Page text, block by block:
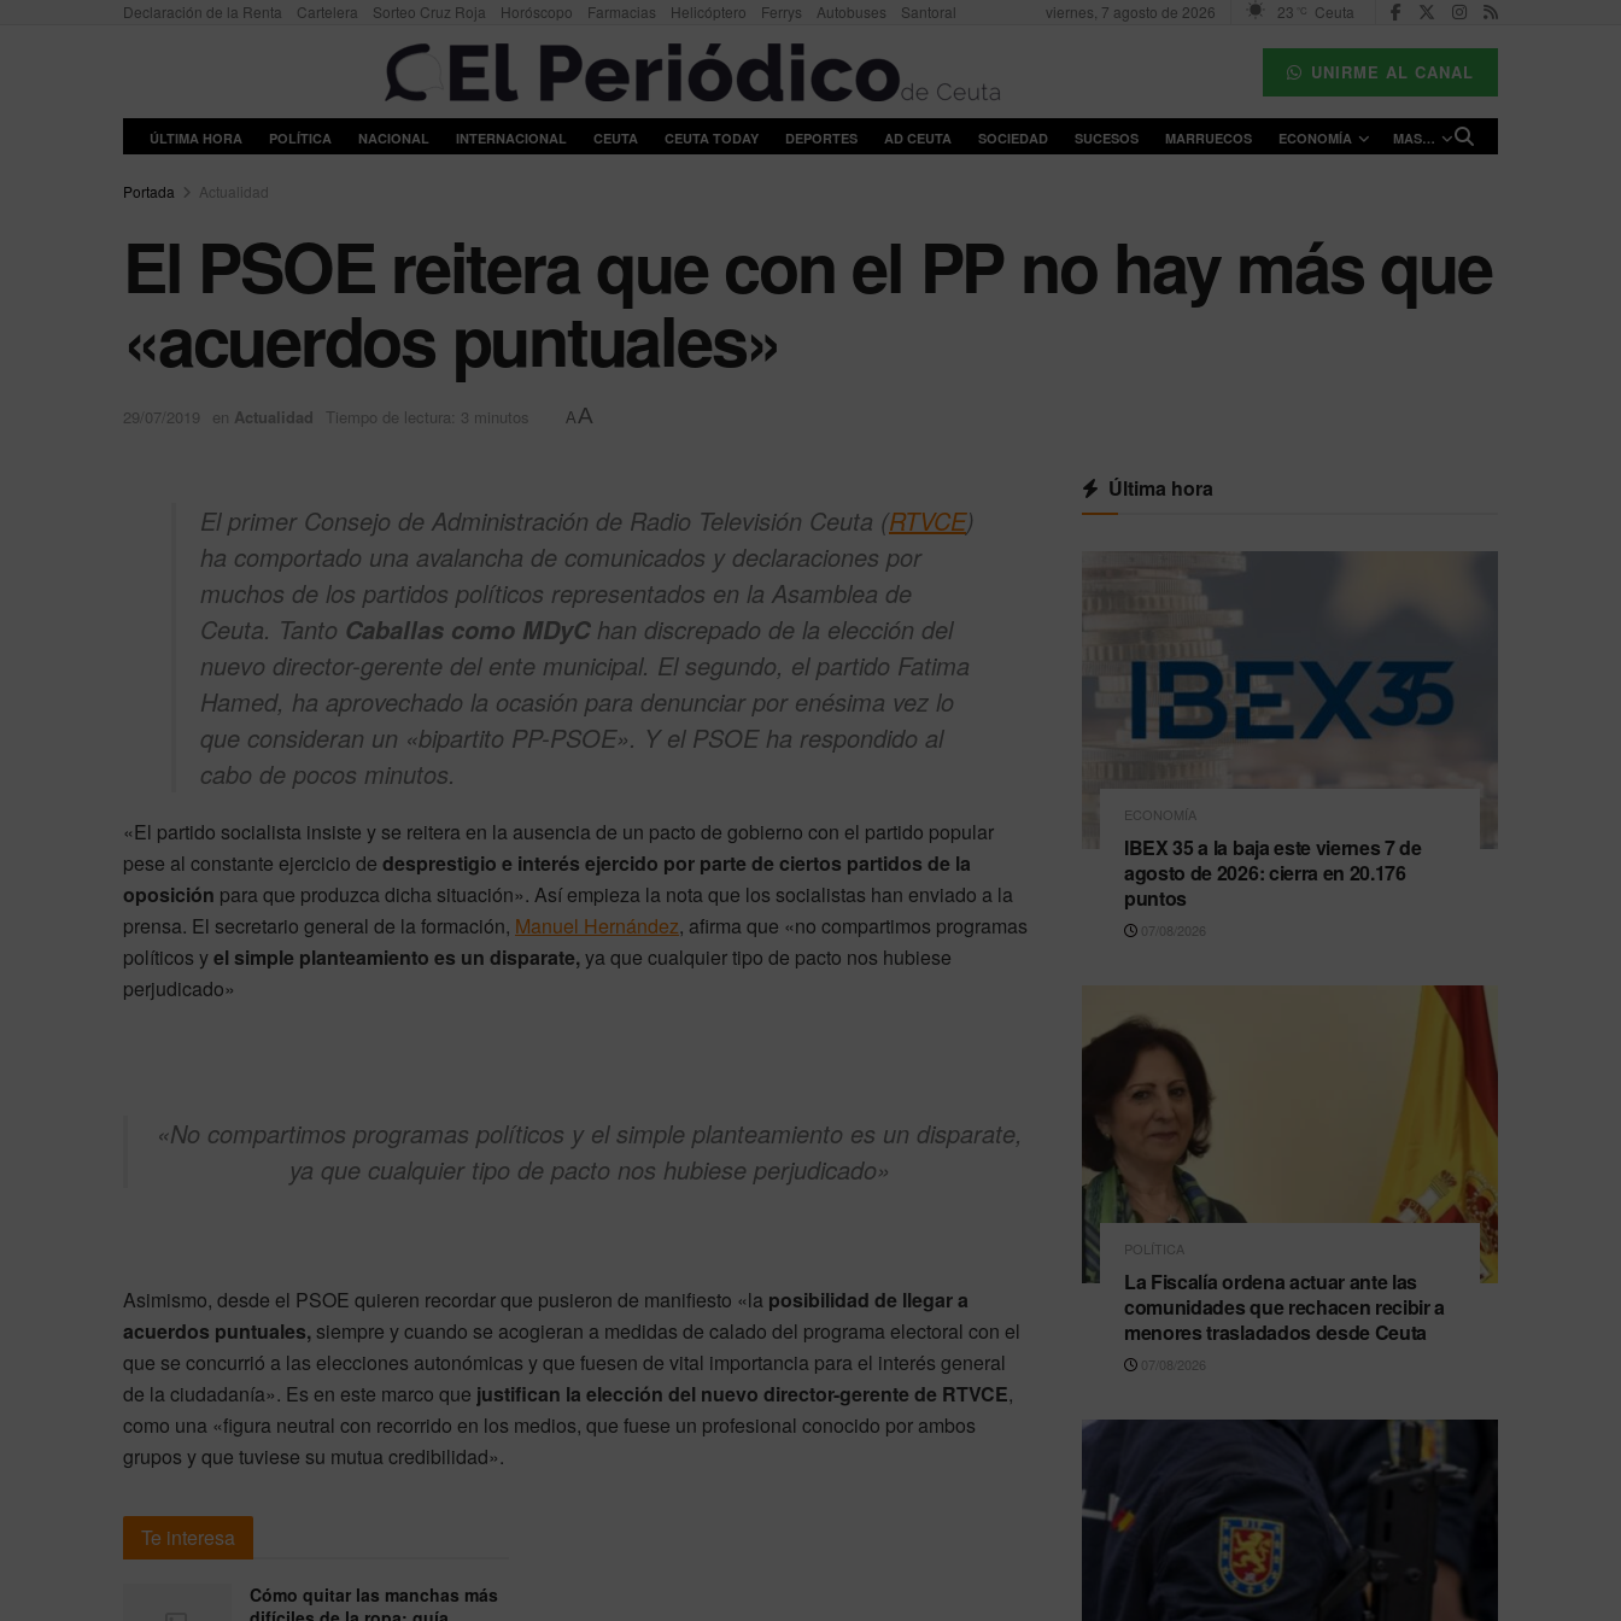
Declaración de la Renta Cartelera Sorteo Cruz Roja Horóscopo Farmacias Helicóptero Ferrys Autobuses Santoral viernes, 7 agosto de 2026 23 °C Ceuta
UNIRME AL CANAL
ÚLTIMA HORA POLÍTICA NACIONAL INTERNACIONAL CEUTA CEUTA TODAY DEPORTES AD CEUTA SOCIEDAD SUCESOS MARRUECOS ECONOMÍA MAS…
Portada Actualidad
El PSOE reitera que con el PP no hay más que
«acuerdos puntuales»
29/07/2019 en Actualidad Tiempo de lectura: 3 minutos AA
El primer Consejo de Administración de Radio Televisión Ceuta (RTVCE)
ha comportado una avalancha de comunicados y declaraciones por
muchos de los partidos políticos representados en la Asamblea de
Ceuta. Tanto Caballas como MDyChan discrepado de la elección del
nuevo director-gerente del ente municipal. El segundo, el partido Fatima
Hamed, ha aprovechado la ocasión para denunciar por enésima vez lo
que consideran un «bipartito PP-PSOE». Y el PSOE ha respondido al
cabo de pocos minutos.
«El partido socialista insiste y se reitera en la ausencia de un pacto de gobierno con el partido popular
pese al constante ejercicio de desprestigio e interés ejercido por parte de ciertos partidos de la
oposición para que produzca dicha situación». Así empieza la nota que los socialistas han enviado a la
prensa. El secretario general de la formación, Manuel Hernández, afirma que «no compartimos programas
políticos yel simple planteamiento es un disparate,ya que cualquier tipo de pacto nos hubiese
perjudicado»
«No compartimos programas políticos y el simple planteamiento es un disparate,
ya que cualquier tipo de pacto nos hubiese perjudicado»
Asimismo, desde el PSOE quieren recordar que pusieron de manifiesto «la posibilidad de llegar a
acuerdos puntuales, siempre y cuando se acogieran a medidas de calado del programa electoral con el
que se concurrió a las elecciones autonómicas y que fuesen de vital importancia para el interés general
de la ciudadanía». Es en este marco que justifican la elección del nuevo director-gerente de RTVCE,
como una «figura neutral con recorrido en los medios, que fuese un profesional conocido por ambos
grupos y que tuviese su mutua credibilidad».
Te interesa
Cómo quitar las manchas más
Última hora
ECONOMÍA
IBEX 35 a la baja este viernes 7 de
agosto de 2026: cierra en 20.176
puntos
07/08/2026
POLÍTICA
La Fiscalía ordena actuar ante las
comunidades que rechacen recibir a
menores trasladados desde Ceuta
07/08/2026